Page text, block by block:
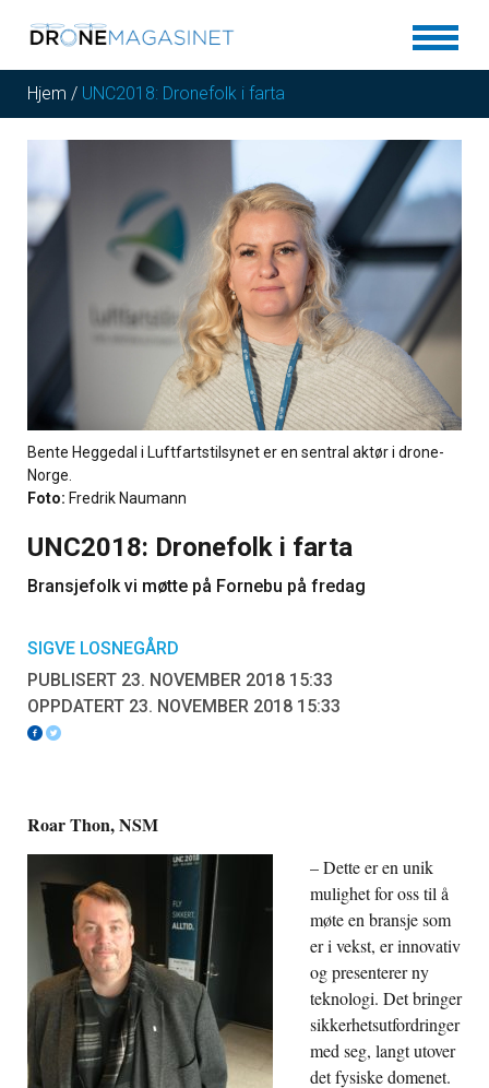
Hjem / UNC2018: Dronefolk i farta
Bente Heggedal i Luftfartstilsynet er en sentral aktør i drone-
Norge.
Foto: Fredrik Naumann
UNC2018: Dronefolk i farta
Bransjefolk vi møtte på Fornebu på fredag
SIGVE LOSNEGÅRD
PUBLISERT 23. NOVEMBER 2018 15:33
OPPDATERT 23. NOVEMBER 2018 15:33
Roar Thon, NSM
– Dette er en unik
mulighet for oss til å
møte en bransje som
er i vekst, er innovativ
og presenterer ny
teknologi. Det bringer
sikkerhetsutfordringer
med seg, langt utover
det fysiske domenet.